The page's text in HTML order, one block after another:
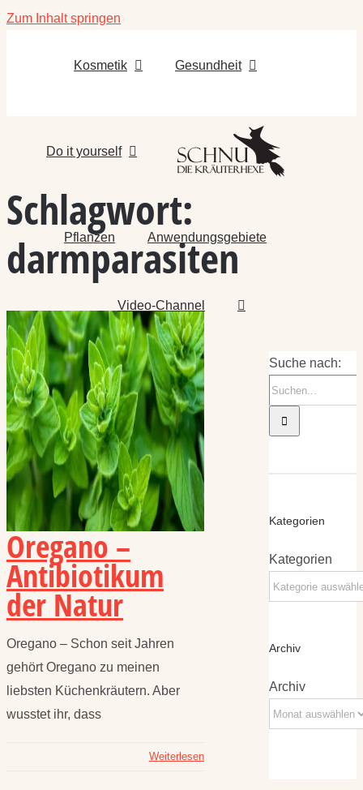
Zum Inhalt springen
Kosmetik Gesundheit
Do it yourself
Pflanzen Anwendungsgebiete
Video-Channel
Schlagwort:
darmparasiten
Oregano –
Antibiotikum
der Natur
Oregano – Schon seit Jahren
gehört Oregano zu meinen
liebsten Küchenkräutern. Aber
wusstet ihr, dass
Weiterlesen
Suche nach:
Kategorien
Kategorien
Archiv
Archiv